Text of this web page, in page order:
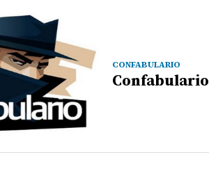
CONFABULARIO
Confabulario